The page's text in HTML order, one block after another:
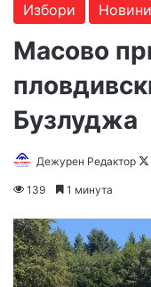
Избори Новини
Масово
Бузлуджа
Дежурен Редактор
139 1 минута